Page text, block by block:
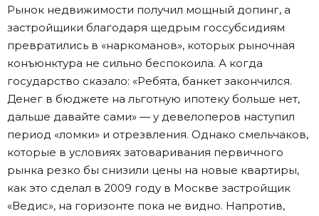
Рынок недвижимости получил мощный допинг, а
застройщики благодаря щедрым госсубсидиям
превратились в «наркоманов», которых рыночная
конъюнктура не сильно беспокоила. А когда
государство сказало: «Ребята, банкет закончился.
Денег в бюджете на льготную ипотеку больше нет,
дальше давайте сами» — у девелоперов наступил
период «ломки» и отрезвления. Однако смельчаков,
которые в условиях затоваривания первичного
рынка резко бы снизили цены на новые квартиры,
как это сделал в 2009 году в Москве застройщик
«Ведис», на горизонте пока не видно. Напротив,